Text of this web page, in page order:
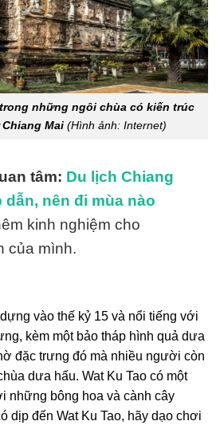
những ngôi chùa có kiến trúc
Mai (Hình ảnh: Internet)
tâm: Du lịch Chiang
dẫn, nên đi mùa nào
kinh nghiệm cho
của mình.
vào thế kỷ 15 và nổi tiếng với
kèm một bảo tháp hình quả dưa
đặc trưng đó mà nhiều người còn
dưa hấu. Wat Ku Tao có một
những bông hoa và cành cây
dịp đến Wat Ku Tao, hãy dạo chơi